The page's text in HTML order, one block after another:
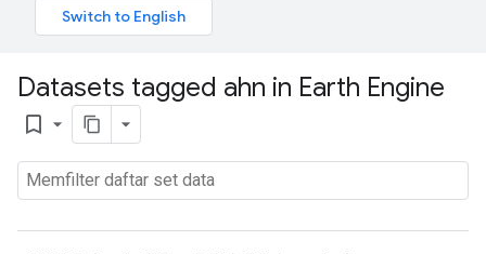
Datasets tagged ahn in Earth Engine
bookmark_border